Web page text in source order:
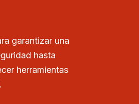
garantizar una
hasta
herramientas